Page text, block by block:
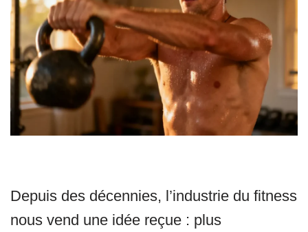
Depuis des décennies, l’industrie du fitness
nous vend une idée reçue : plus